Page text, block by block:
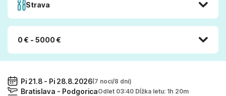
Strava
0 € - 5000 €
Pi 21.8 - Pi 28.8.2026(7 nocí/8 dní)
Bratislava - PodgoricaOdlet 03:40 Dĺžka letu: 1h 20m